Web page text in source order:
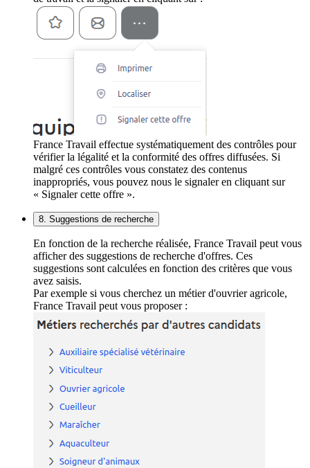
France Travail effectue systématiquement des contrôles pour
vérifier la légalité et la conformité des offres diffusées. Si
malgré ces contrôles vous constatez des contenus
inappropriés, vous pouvez nous le signaler en cliquant sur
« Signaler cette offre ».
8. Suggestions de recherche
En fonction de la recherche réalisée, France Travail peut vous
afficher des suggestions de recherche d'offres. Ces
suggestions sont calculées en fonction des critères que vous
avez saisis.
Par exemple si vous cherchez un métier d'ouvrier agricole,
France Travail peut vous proposer :